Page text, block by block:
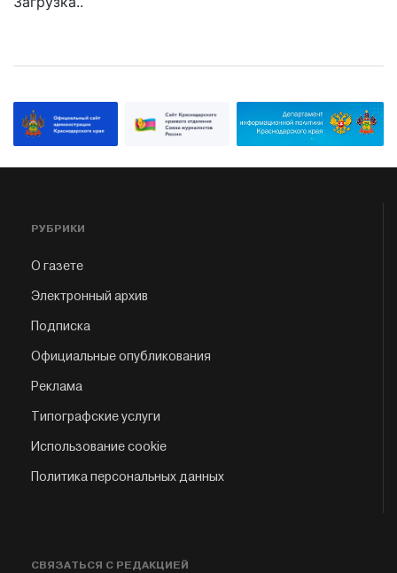
РУБРИКИ
О газете
Электронный архив
Подписка
Официальные опубликования
Реклама
Типографские услуги
Использование cookie
Политика персональных данных
СВЯЗАТЬСЯ С РЕДАКЦИЕЙ